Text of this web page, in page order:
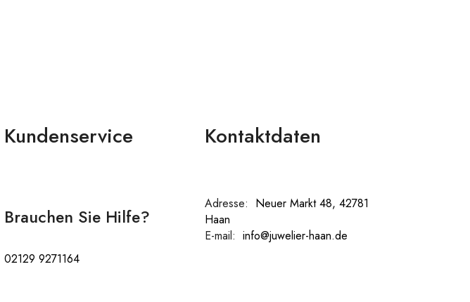
Kundenservice
Brauchen Sie Hilfe?
02129 9271164
Kontaktdaten
Adresse: Neuer Markt 48, 42781
Haan
E-mail: info@juwelier-haan.de